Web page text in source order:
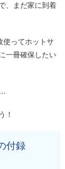
、まだ家に到着
使ってホットサ
一冊確保したい
！
付録